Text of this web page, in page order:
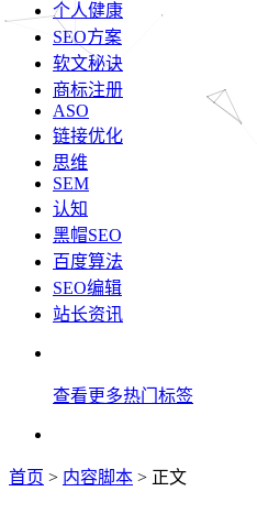
个人健康
SEO方案
软文秘诀
商标注册
ASO
链接优化
思维
SEM
认知
黑帽SEO
百度算法
SEO编辑
站长资讯
查看更多热门标签
首页 > 内容脚本 > 正文